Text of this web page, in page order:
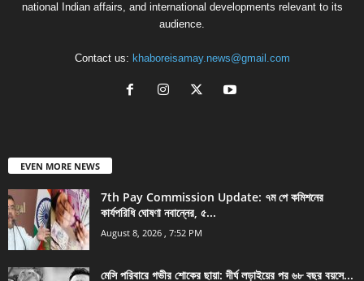
national Indian affairs, and international developments relevant to its
audience.
Contact us: khaboreisamay.news@gmail.com
EVEN MORE NEWS
7th Pay Commission Update: ৭ম পে কমিশনের
কার্যপরিধি ঘোষণা নবান্নের, ৫...
August 8, 2026 , 7:52 PM
মেসি পরিবারে গভীর শোকের ছায়া: দীর্ঘ লড়াইয়ের পর ৬৮ বছর বয়সে...